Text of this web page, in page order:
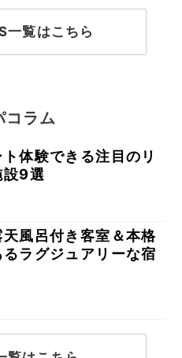
一覧はこちら
コラム
ト体験できる注目のリ
設9選
風呂付き客室＆本格
ラグジュアリーな宿